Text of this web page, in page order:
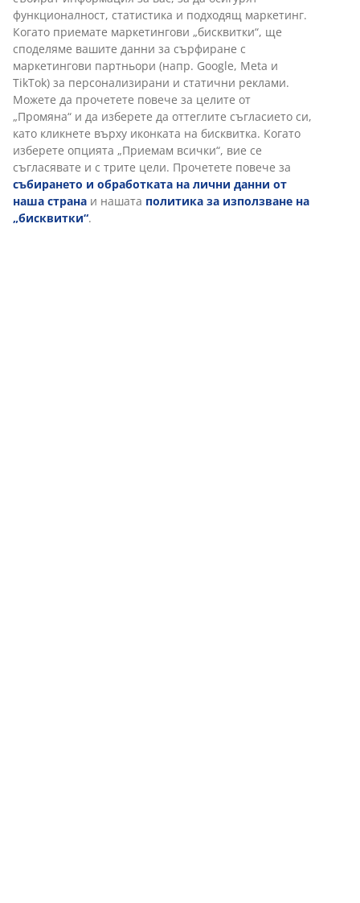
функционалност, статистика и подходящ маркетинг.
Когато приемате маркетингови „бисквитки“, ще
споделяме вашите данни за сърфиране с
маркетингови партньори (напр. Google, Meta и
TikTok) за персонализирани и статични реклами.
Можете да прочетете повече за целите от
„Промяна“ и да изберете да оттеглите съгласието си,
като кликнете върху иконката на бисквитка. Когато
изберете опцията „Приемам всички“, вие се
съгласявате и с трите цели. Прочетете повече за
събирането и обработката на лични данни от
наша страна и нашата политика за използване на
„бисквитки“.